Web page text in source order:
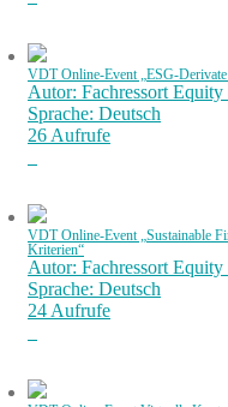
VDT Online-Event „ESG-
Autor: Fachressort
Sprache: Deutsch
26 Aufrufe
VDT Online-Event „Sustainable
Kriterien“
Autor: Fachressort
Sprache: Deutsch
24 Aufrufe